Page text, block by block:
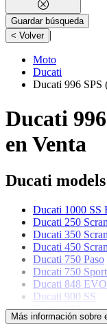
Guardar búsqueda
< Volver |
Moto
Ducati
Ducati 996 SPS
Ducati
en Venta
Ducati models
Ducati 1000 SS
Ducati 250
Ducati 350
Ducati 450
Ducati 750 Paso
Ducati 750 Sport
Ducati 848 EVO
Ducati 900 SS
Ducati 916
Ducati
Más información sobre